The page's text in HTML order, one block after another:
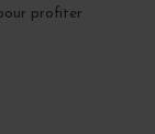
profiter